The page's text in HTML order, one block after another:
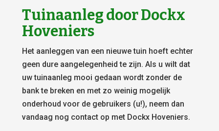
Tuinaanleg door Dockx
Hoveniers
Het aanleggen van een nieuwe tuin hoeft echter
geen dure aangelegenheid te zijn. Als u wilt dat
uw tuinaanleg mooi gedaan wordt zonder de
bank te breken en met zo weinig mogelijk
onderhoud voor de gebruikers (u!), neem dan
vandaag nog contact op met Dockx Hoveniers.